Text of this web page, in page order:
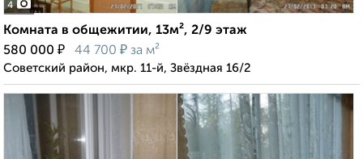
4
Комната в общежитии, 13м², 2/9 этаж
580 000 ₽ 44 700 ₽ за м²
Советский район, мкр. 11-й, Звёздная 16/2